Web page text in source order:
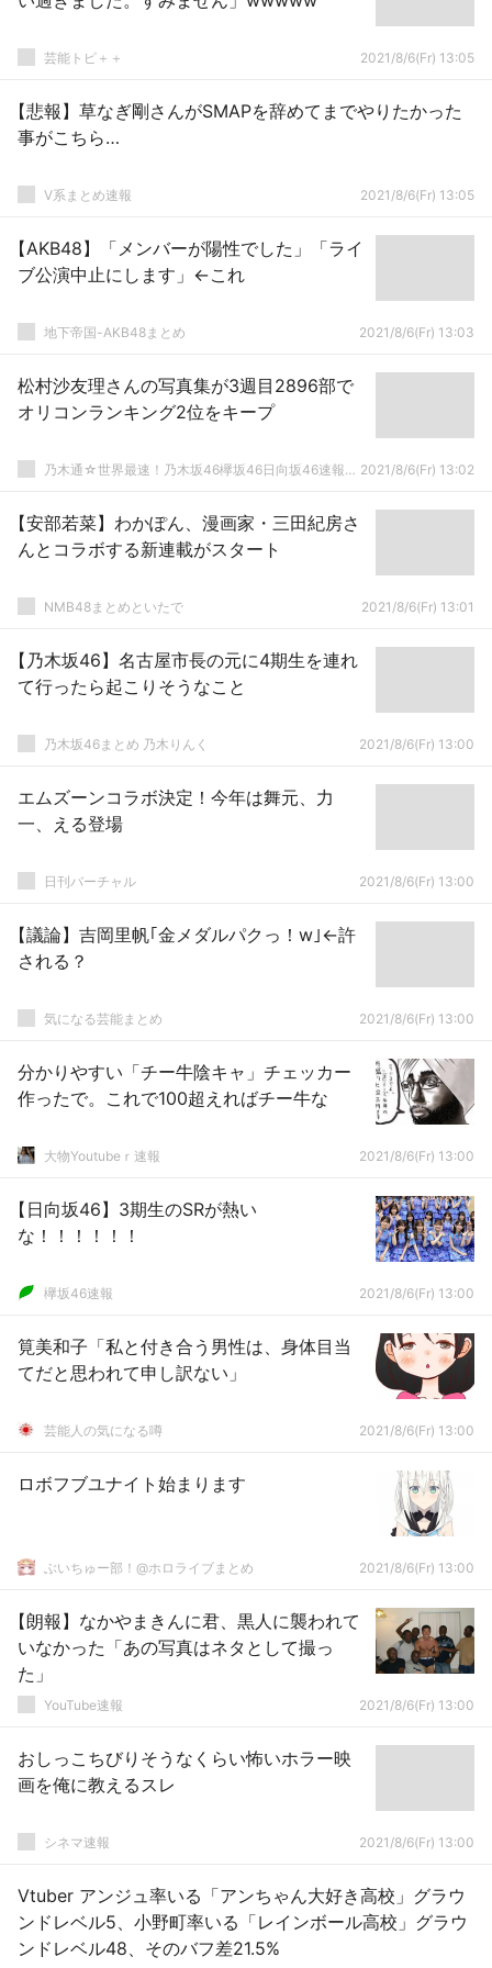
芸能トピ＋＋ 2021/8/6(Fr) 13:05
【悲報】草なぎ剛さんがSMAPを辞めてまでやりたかった
事がこちら…
V系まとめ速報 2021/8/6(Fr) 13:05
【AKB48】「メンバーが陽性でした」「ライ
ブ公演中止にします」←これ
地下帝国-AKB48まとめ 2021/8/6(Fr) 13:03
松村沙友理さんの写真集が3週目2896部で
オリコンランキング2位をキープ
乃木通☆世界最速！乃木坂46欅坂46日向坂46速報まとめ 2021/8/6(Fr) 13:02
【安部若菜】わかぽん、漫画家・三田紀房さ
んとコラボする新連載がスタート
NMB48まとめといたで 2021/8/6(Fr) 13:01
【乃木坂46】名古屋市長の元に4期生を連れ
て行ったら起こりそうなこと
乃木坂46まとめ 乃木りんく 2021/8/6(Fr) 13:00
エムズーンコラボ決定！今年は舞元、力
一、える登場
日刊バーチャル 2021/8/6(Fr) 13:00
【議論】吉岡里帆｢金メダルパクっ！w｣←許
される？
気になる芸能まとめ 2021/8/6(Fr) 13:00
分かりやすい「チー牛陰キャ」チェッカー
作ったで。これで100超えればチー牛な
大物Youtubeｒ速報 2021/8/6(Fr) 13:00
【日向坂46】3期生のSRが熱い
な！！！！！！
欅坂46速報 2021/8/6(Fr) 13:00
筧美和子「私と付き合う男性は、身体目当
てだと思われて申し訳ない」
芸能人の気になる噂 2021/8/6(Fr) 13:00
ロボフブユナイト始まります
ぶいちゅー部！@ホロライブまとめ 2021/8/6(Fr) 13:00
【朗報】なかやまきんに君、黒人に襲われて
いなかった「あの写真はネタとして撮っ
た」
YouTube速報 2021/8/6(Fr) 13:00
おしっこちびりそうなくらい怖いホラー映
画を俺に教えるスレ
シネマ速報 2021/8/6(Fr) 13:00
Vtuber アンジュ率いる「アンちゃん大好き高校」グラウ
ンドレベル5、小野町率いる「レインボール高校」グラウ
ンドレベル48、そのバフ差21.5%